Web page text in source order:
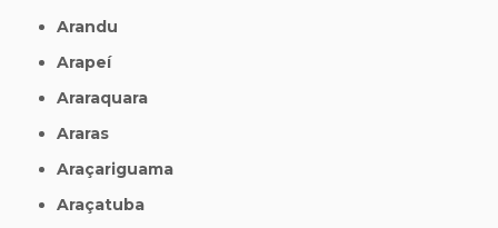
Arandu
Arapeí
Araraquara
Araras
Araçariguama
Araçatuba